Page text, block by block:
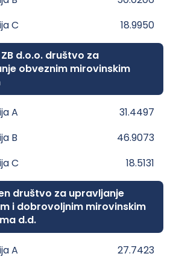
C 18.9950
ZB d.o.o. društvo za
obveznim mirovinskim
A
31.4497
B
46.9073
C 18.5131
društvo za upravljanje
i dobrovoljnim mirovinskim
d.d.
A
27.7423